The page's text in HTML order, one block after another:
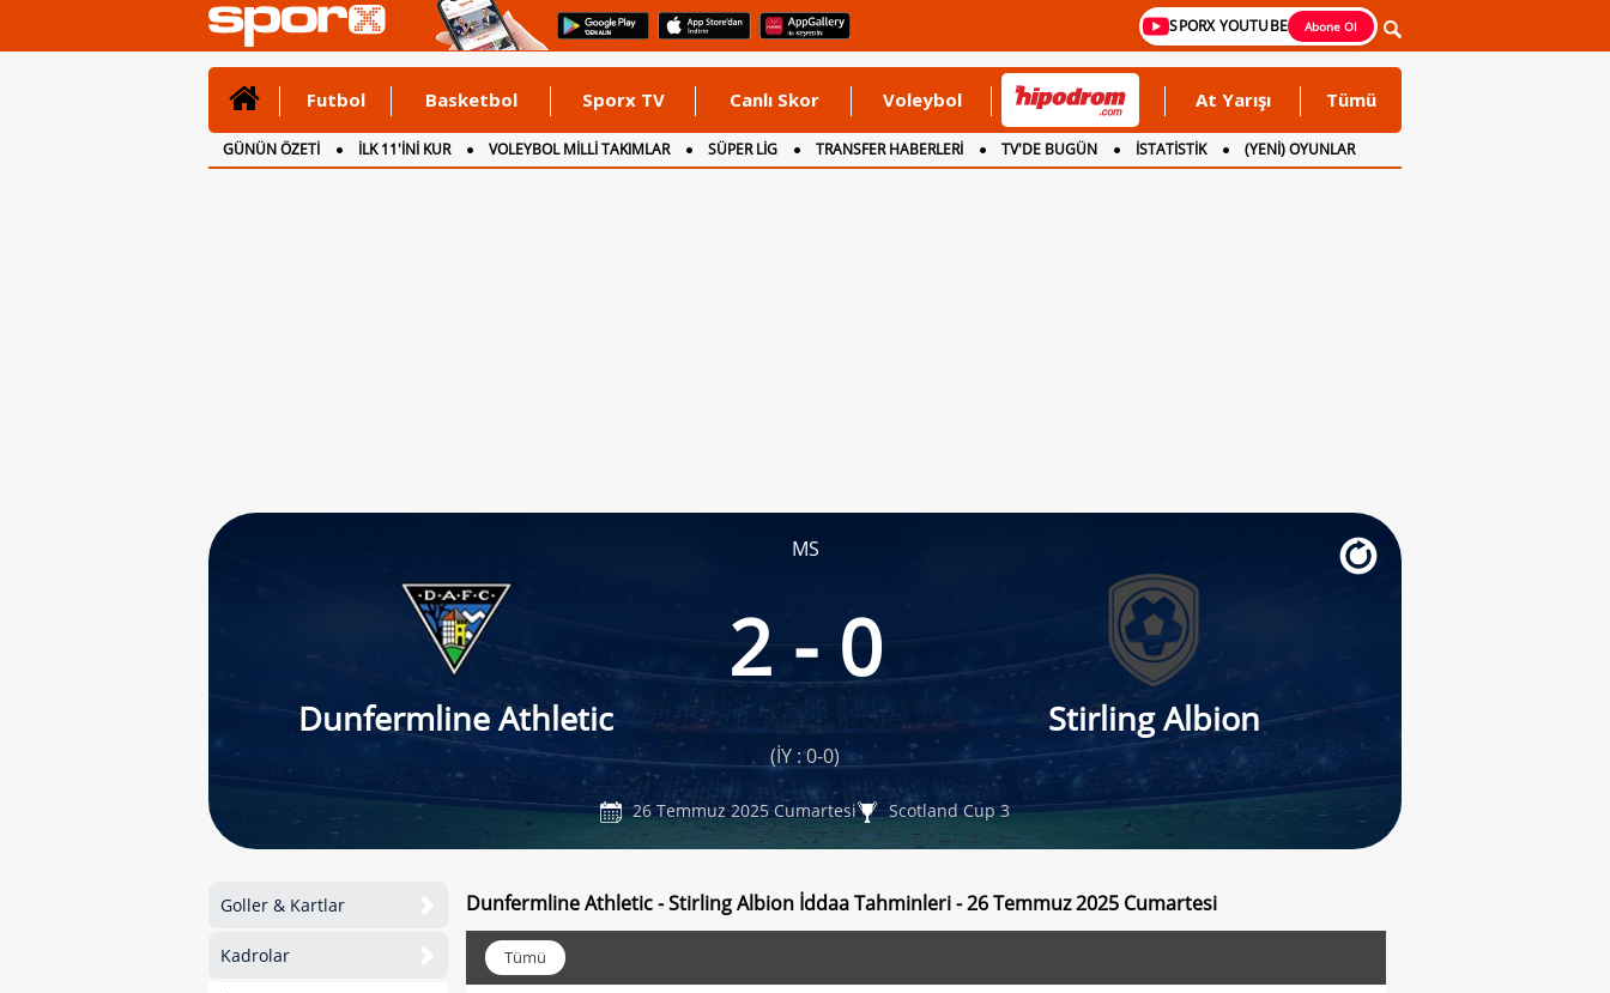
SPORX YOUTUBE Abone Ol
Futbol Basketbol Sporx TV Canlı Skor Voleybol At Yarışı Tümü
GÜNÜN ÖZETİ İLK 11'İNİ KUR VOLEYBOL MİLLİ TAKIMLAR SÜPER LİG TRANSFER HABERLERİ TV'DE BUGÜN İSTATİSTİK
(YENİ) OYUNLAR
CANLI ANLATIM
İNGİLTERE
MS
Dunfermline Athletic
2 - 0
Stirling Albion
(İY : 0-0)
26 Temmuz 2025 Cumartesi Scotland Cup 3
Goller & Kartlar
Kadrolar
Dunfermline Athletic - Stirling Albion İddaa Tahminleri - 26 Temmuz 2025 Cumartesi
Tümü